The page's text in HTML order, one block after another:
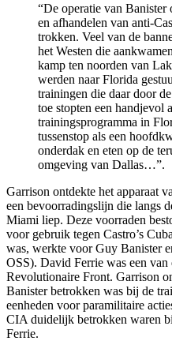
“De operatie van
en afhandelen van anti-
trokken. Veel van de
het Westen die
kamp ten noorden van
werden naar Florida
trainingen die daar door
toe stopten een handjevol
trainingsprogramma in
tussenstop als een
onderdak en eten op de
omgeving van Dallas…”.
Garrison ontdekte het apparaat
een bevoorradingslijn die langs
Miami liep. Deze voorraden
voor gebruik tegen Castro’s
was, werkte voor Guy Banister
OSS). David Ferrie was een van
Revolutionaire Front. Garrison
Banister betrokken was bij de
eenheden voor paramilitaire
CIA duidelijk betrokken waren
Ferrie.